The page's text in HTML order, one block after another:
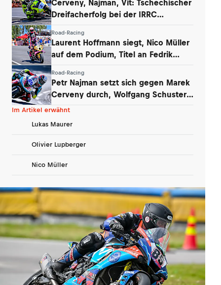
Cerveny, Najman, Vit: Tschechischer
Dreifacherfolg bei der IRRC
Road-Racing
Laurent Hoffmann siegt, Nico Müller
auf dem Podium, Titel an Fedrik
Road-Racing
Petr Najman setzt sich gegen Marek
Cerveny durch, Wolfgang Schuster
auf P6
Im Artikel erwähnt
Lukas Maurer
Olivier Lupberger
Nico Müller